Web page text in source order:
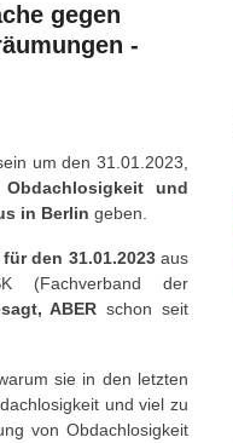
gegen
-
um den 31.01.2023,
und
in Berlin geben.
den 31.01.2023aus
(Fachverband der
ABER schon seit
sie in den letzten
und viel zu
von Obdachlosigkeit